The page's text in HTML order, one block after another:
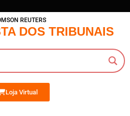
REUTERS
DOS TRIBUNAIS
Loja Virtual